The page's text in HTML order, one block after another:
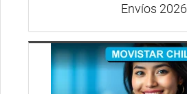
Envíos 2026